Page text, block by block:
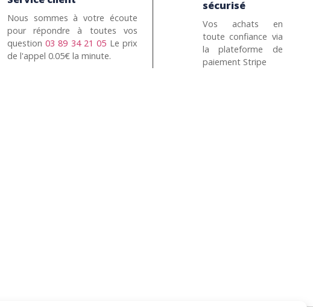
Nous sommes à votre écoute
pour répondre à toutes vos
question03 89 34 21 05 Le prix
de l'appel 0.05€ la minute.
sécurisé
Vos achats en
toute confiance via
la plateforme de
paiement Stripe